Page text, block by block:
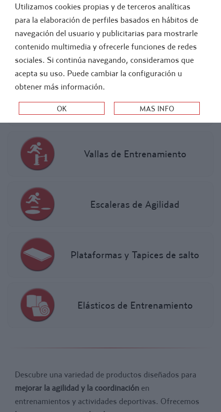
- ENTRENAMIENTO Y PREPARACION FISICA
AGILIDAD Y COORDINACIÓN
Picas de Slalom
Vallas de Entrenamiento
Escaleras de Agilidad
Plataformas y Tapices de salto
Elásticos de Entrenamiento
Descubre una variedad de productos diseñados para
mejorar la agilidad y la coordinación en
entrenamientos y actividades deportivas. Ofrecemos
Utilizamos cookies propias y de terceros analíticas
para la elaboración de perfiles basados en hábitos de
navegación del usuario y publicitarias para mostrarle
contenido multimedia y ofrecerle funciones de redes
sociales. Si continúa navegando, consideramos que
acepta su uso. Puede cambiar la configuración u
obtener más información.